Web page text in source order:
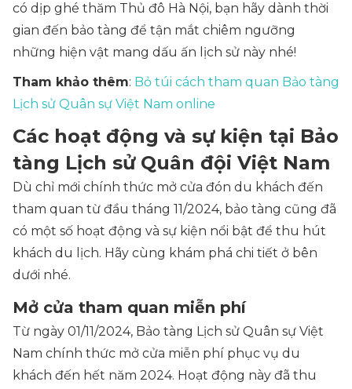
có dịp ghé thăm Thủ đô Hà Nội, bạn hãy dành thời
gian đến bảo tàng để tận mắt chiêm ngưỡng
những hiện vật mang dấu ấn lịch sử này nhé!
Tham khảo thêm: Bỏ túi cách tham quan Bảo tàng
Lịch sử Quân sự Việt Nam online
Các hoạt động và sự kiện tại Bảo
tàng Lịch sử Quân đội Việt Nam
Dù chỉ mới chính thức mở cửa đón du khách đến
tham quan từ đầu tháng 11/2024, bảo tàng cũng đã
có một số hoạt động và sự kiện nổi bật để thu hút
khách du lịch. Hãy cùng khám phá chi tiết ở bên
dưới nhé.
Mở cửa tham quan miễn phí
Từ ngày 01/11/2024, Bảo tàng Lịch sử Quân sự Việt
Nam chính thức mở cửa miễn phí phục vụ du
khách đến hết năm 2024. Hoạt động này đã thu